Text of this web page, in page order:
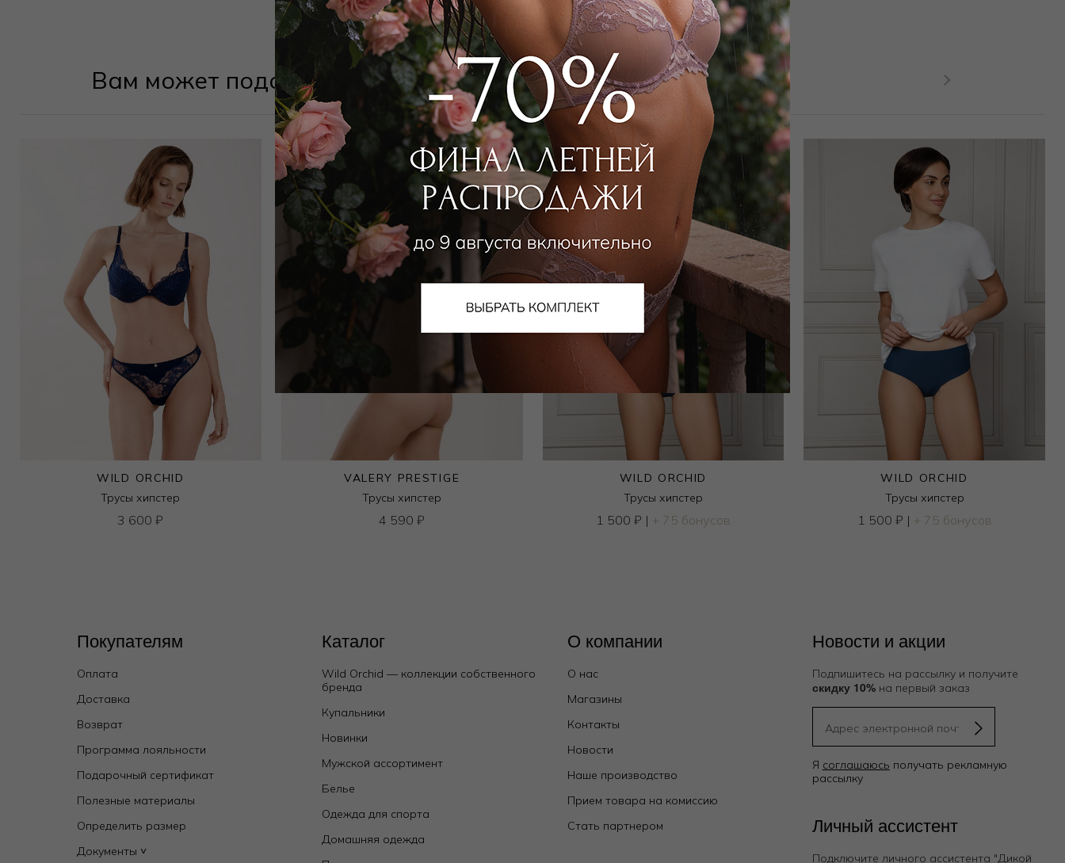
4 050₽
Бюстгальтер moon-half
7 200 ₽
Бюстгальтер классический push-up
11 000₽ 7 650₽
Вам может подойти
WILD ORCHID
Трусы хипстер
3 600₽
VALERY PRESTIGE
Трусы хипстер
4 590₽
WILD ORCHID
Трусы хипстер
1 500 ₽ | + 75 бонусов
WILD ORCHID
Трусы хипстер
1 500 ₽ | + 75 бонусов
Покупателям
Оплата
Доставка
Возврат
Программа лояльности
Подарочный сертификат
Полезные материалы
Определить размер
Документы ˅
Каталог
Wild Orchid — коллекции собственного
бренда
Купальники
Новинки
Мужской ассортимент
Белье
Одежда для спорта
Домашняя одежда
О компании
О нас
Магазины
Контакты
Новости
Наше производство
Прием товара на комиссию
Стать партнером
Новости и акции
Подпишитесь на рассылку и получите
скидку 10%на первый заказ
Я соглашаюсь получать рекламную
рассылку
Личный ассистент
Подключите личного ассистента "Дикой